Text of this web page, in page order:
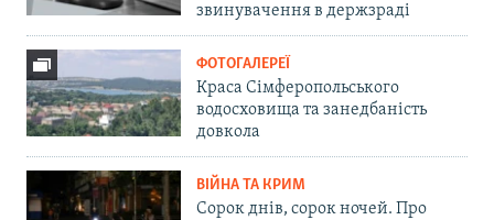
звинувачення в держзраді
ФОТОГАЛЕРЕЇ
Краса Сімферопольського
водосховища та занедбаність
довкола
ВІЙНА ТА КРИМ
Сорок днів, сорок ночей. Про